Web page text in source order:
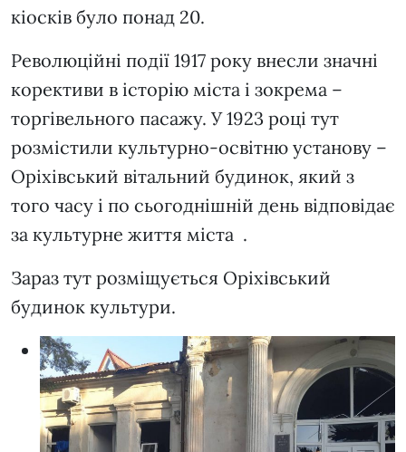
кіосків було понад 20.
Революційні події 1917 року внесли значні
корективи в історію міста і зокрема –
торгівельного пасажу. У 1923 році тут
розмістили культурно-освітню установу –
Оріхівський вітальний будинок, який з
того часу і по сьогоднішній день відповідає
за культурне життя міста .
Зараз тут розміщується Оріхівський
будинок культури.